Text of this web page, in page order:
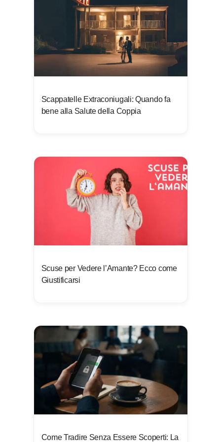
Scappatelle Extraconiugali: Quando fa
bene alla Salute della Coppia
Scuse per Vedere l’Amante? Ecco come
Giustificarsi
Come Tradire Senza Essere Scoperti: La